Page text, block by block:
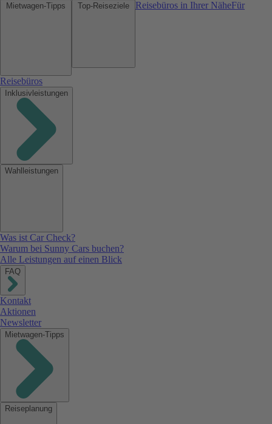
Reisebüros in Ihrer NäheFür
Reisebüros
Inklusivleistungen
Wahlleistungen
Was ist Car Check?
Warum bei Sunny Cars buchen?
Alle Leistungen auf einen Blick
FAQ
Kontakt
Aktionen
Newsletter
Mietwagen-Tipps
Reiseplanung